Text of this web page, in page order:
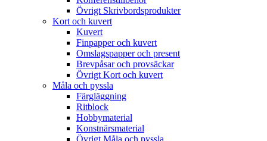
Övrigt Skrivbordsprodukter
Kort och kuvert
Kuvert
Finpapper och kuvert
Omslagspapper och present
Brevpåsar och provsäckar
Övrigt Kort och kuvert
Måla och pyssla
Färgläggning
Ritblock
Hobbymaterial
Konstnärsmaterial
Övrigt Måla och pyssla